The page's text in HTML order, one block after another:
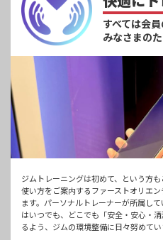
すべては会員
みなさまのた
ジムトレーニングは初めて、という方
使い方をご案内するファーストオリエ
ます。パーソナルトレーナーが所属し
はいつでも、どこでも「安全・安心・
るよう、ジムの環境整備に日々努めてい